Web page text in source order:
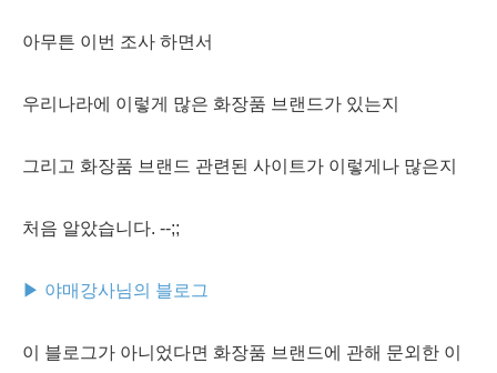
아무튼 이번 조사 하면서
우리나라에 이렇게 많은 화장품 브랜드가 있는지
그리고 화장품 브랜드 관련된 사이트가 이렇게나 많은지
처음 알았습니다. --;;
▶ 야매강사님의 블로그
이 블로그가 아니었다면 화장품 브랜드에 관해 문외한 이